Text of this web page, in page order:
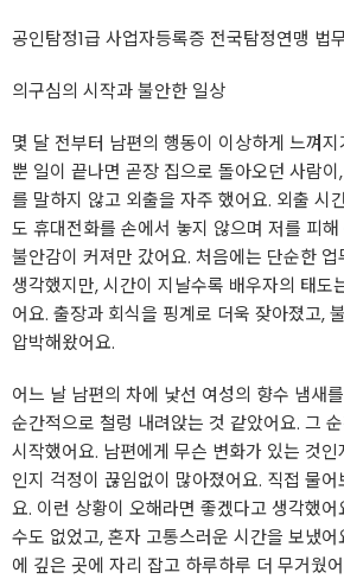
공인탐정1급 사업자등록증 전국탐정연맹 법
의구심의 시작과 불안한 일상
몇 달 전부터 남편의 행동이 이상하게 느껴
뿐 일이 끝나면 곧장 집으로 돌아오던 사람
를 말하지 않고 외출을 자주 했어요. 외출 시
도 휴대전화를 손에서 놓지 않으며 저를 피
불안감이 커져만 갔어요. 처음에는 단순한
생각했지만, 시간이 지날수록 배우자의 태도
어요. 출장과 회식을 핑계로 더욱 잦아졌고,
압박해왔어요.
어느 날 남편의 차에 낯선 여성의 향수 냄새
순간적으로 철렁 내려앉는 것 같았어요. 그
시작했어요. 남편에게 무슨 변화가 있는 것
인지 걱정이 끊임없이 많아졌어요. 직접 물
요. 이런 상황이 오해라면 좋겠다고 생각했
수도 없었고, 혼자 고통스러운 시간을 보냈
에 깊은 곳에 자리 잡고 하루하루 더 무거웠